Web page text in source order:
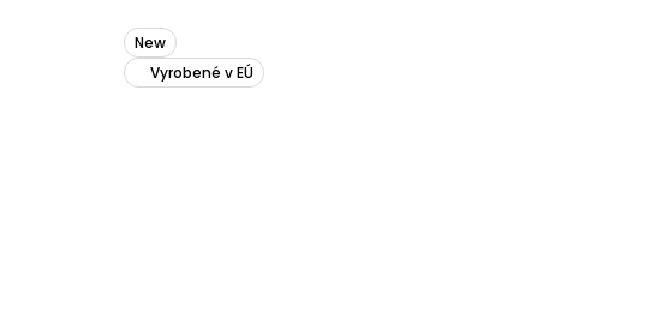
New
Vyrobené v EÚ